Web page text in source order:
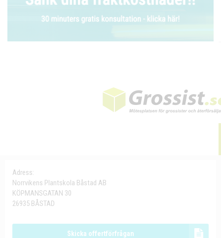
Adress:
Norrvikens Plantskola Båstad AB
KÖPMANSGATAN 30
26935 BÅSTAD
Skicka offertförfrågan